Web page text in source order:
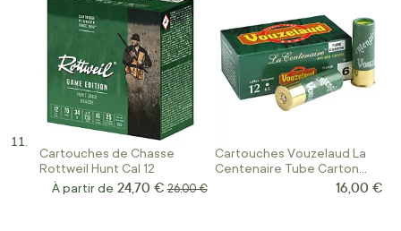
Cartouches de Chasse
Rottweil Hunt Cal 12
À partir de 24,70 € Prix normal
26,00 €
Cartouches Vouzelaud La
Centenaire Tube Carton
16,00 €